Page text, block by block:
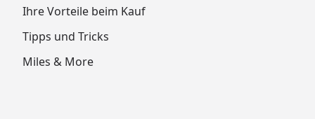
Ihre Vorteile beim Kauf
Tipps und Tricks
Miles & More